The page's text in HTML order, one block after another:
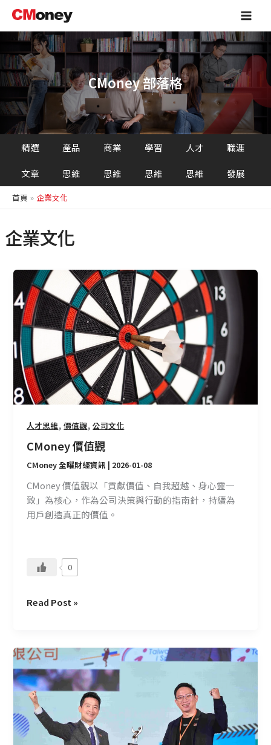
主
容
Main
CMoney 部落格
精選
文章
產品
思維
商業
思維
學習
思維
人才
思維
職涯
發展
首頁 企業文化
企業文化
人才思維,價值觀,公司文化
CMoney 價值觀
CMoney 全曜財經資訊 | 2026-01-08
CMoney 價值觀以「貢獻價值、自我超越、身心靈一
致」為核心，作為公司決策與行動的指南針，持續為
用戶創造真正的價值。
0
CMoney
價
值
觀
Read Post »
CMoney
獲
「運
動
企
業